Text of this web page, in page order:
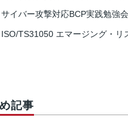
サイバー攻撃対応BCP実践勉強
ISO/TS31050 エマージング・リ
記事